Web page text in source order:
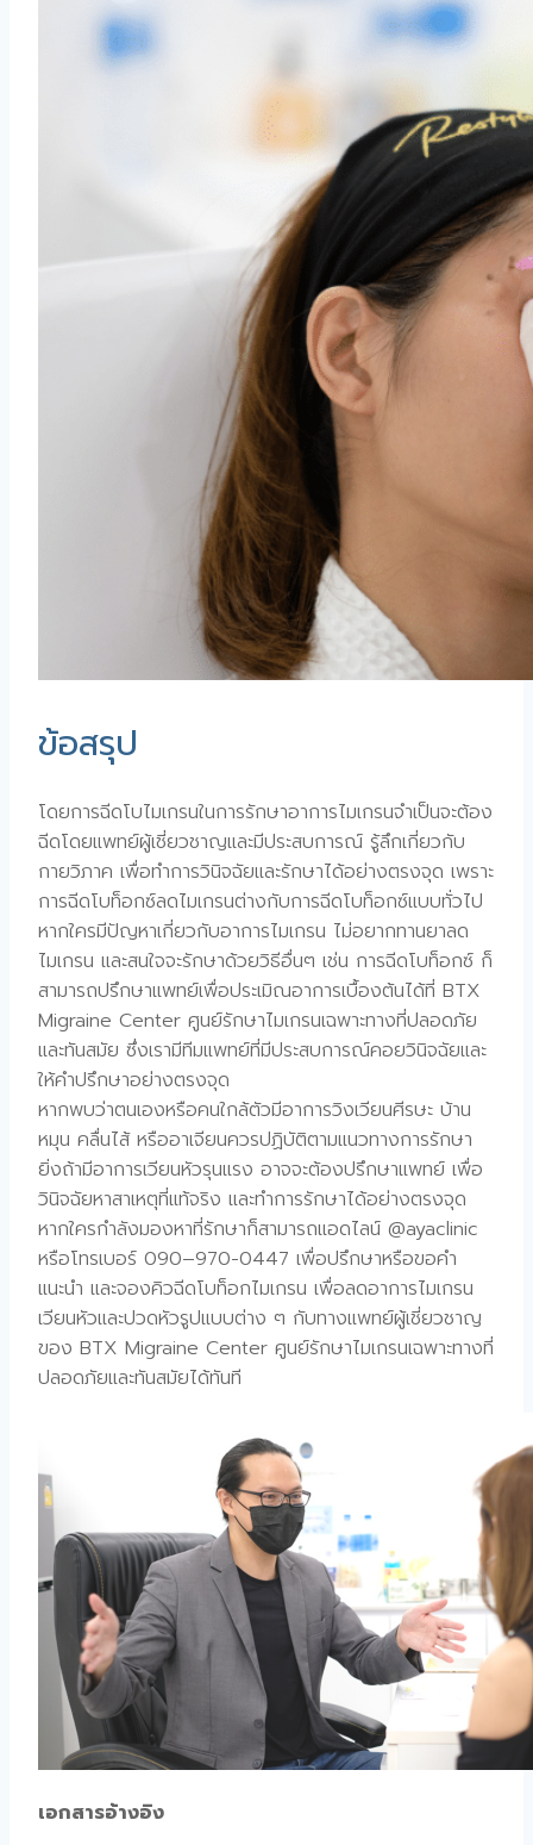
ข้อสรุป
โดยการฉีดโบไมเกรนในการรักษาอาการไมเกรนจำเป็นจะต้อง
ฉีดโดยแพทย์ผู้เชี่ยวชาญและมีประสบการณ์ รู้ลึกเกี่ยวกับ
กายวิภาค เพื่อทำการวินิจฉัยและรักษาได้อย่างตรงจุด เพราะ
การฉีดโบท็อกซ์ลดไมเกรนต่างกับการฉีดโบท็อกซ์แบบทั่วไป
หากใครมีปัญหาเกี่ยวกับอาการไมเกรน ไม่อยากทานยาลด
ไมเกรน และสนใจจะรักษาด้วยวิธีอื่นๆ เช่น การฉีดโบท็อกซ์ ก็
สามารถปรึกษาแพทย์เพื่อประเมิณอาการเบื้องต้นได้ที่ BTX
Migraine Center ศูนย์รักษาไมเกรนเฉพาะทางที่ปลอดภัย
และทันสมัย ซึ่งเรามีทีมแพทย์ที่มีประสบการณ์คอยวินิจฉัยและ
ให้คำปรึกษาอย่างตรงจุด
หากพบว่าตนเองหรือคนใกล้ตัวมีอาการวิงเวียนศีรษะ บ้าน
หมุน คลื่นไส้ หรืออาเจียนควรปฏิบัติตามแนวทางการรักษา
ยิ่งถ้ามีอาการเวียนหัวรุนแรง อาจจะต้องปรึกษาแพทย์ เพื่อ
วินิจฉัยหาสาเหตุที่แท้จริง และทำการรักษาได้อย่างตรงจุด
หากใครกำลังมองหาที่รักษาก็สามารถแอดไลน์ @ayaclinic
หรือโทรเบอร์ 090–970-0447 เพื่อปรึกษาหรือขอคำ
แนะนำ และจองคิวฉีดโบท็อกไมเกรน เพื่อลดอาการไมเกรน
เวียนหัวและปวดหัวรูปแบบต่าง ๆ กับทางแพทย์ผู้เชี่ยวชาญ
ของ BTX Migraine Center ศูนย์รักษาไมเกรนเฉพาะทางที่
ปลอดภัยและทันสมัยได้ทันที
เอกสารอ้างอิง